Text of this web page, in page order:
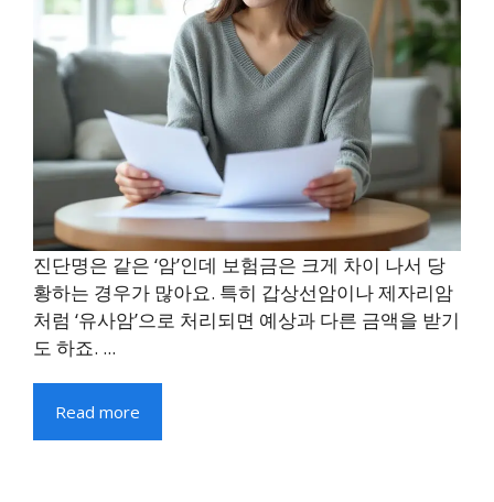
진단명은 같은 ‘암’인데 보험금은 크게 차이 나서 당
황하는 경우가 많아요. 특히 갑상선암이나 제자리암
처럼 ‘유사암’으로 처리되면 예상과 다른 금액을 받기
도 하죠. ...
Read more